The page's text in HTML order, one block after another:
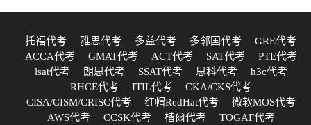
托福代考 雅思代考 多益代考 多邻国代考
GRE代考
ACCA代考
GMAT代考 ACT代考 SAT代考
PTE代考
lsat代考
朗思代考 SSAT代考 思科代考
h3c代考
RHCE代考
ITIL代考
CKA/CKS代考
CISA/CISM/CRISC代考
红帽RedHat代考
微软MOS代考
AWS代考
CCSK代考 楷爾代考
TOGAF代考